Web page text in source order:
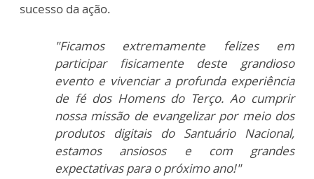
sucesso da ação.
"Ficamos extremamente felizes em
participar fisicamente deste grandioso
evento e vivenciar a profunda experiência
de fé dos Homens do Terço. Ao cumprir
nossa missão de evangelizar por meio dos
produtos digitais do Santuário Nacional,
estamos ansiosos e com grandes
expectativas para o próximo ano!"